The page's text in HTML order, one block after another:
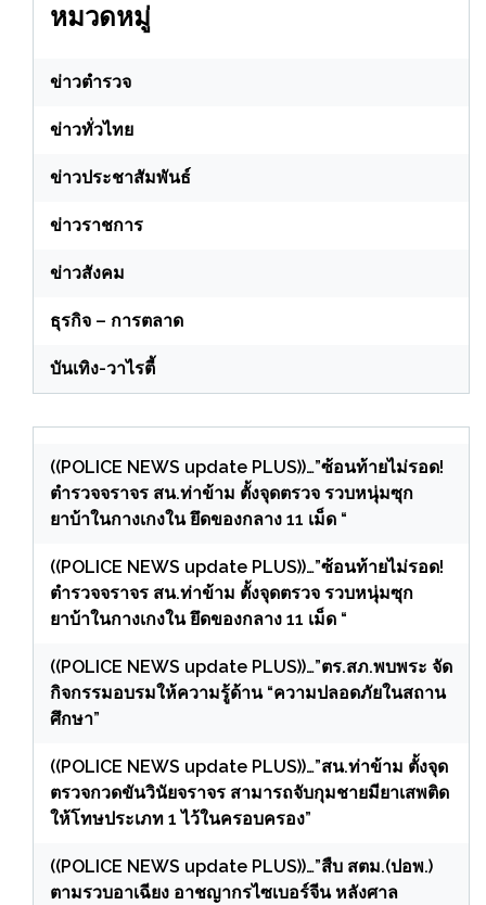
หมวดหมู่
ข่าวตำรวจ
ข่าวทั่วไทย
ข่าวประชาสัมพันธ์
ข่าวราชการ
ข่าวสังคม
ธุรกิจ – การตลาด
บันเทิง-วาไรตี้
((POLICE NEWS update PLUS))…”ซ้อนท้ายไม่รอด!
ตำรวจจราจร สน.ท่าข้าม ตั้งจุดตรวจ รวบหนุ่มซุก
ยาบ้าในกางเกงใน ยึดของกลาง 11 เม็ด “
((POLICE NEWS update PLUS))…”ซ้อนท้ายไม่รอด!
ตำรวจจราจร สน.ท่าข้าม ตั้งจุดตรวจ รวบหนุ่มซุก
ยาบ้าในกางเกงใน ยึดของกลาง 11 เม็ด “
((POLICE NEWS update PLUS))…”ตร.สภ.พบพระ จัด
กิจกรรมอบรมให้ความรู้ด้าน “ความปลอดภัยในสถาน
ศึกษา”
((POLICE NEWS update PLUS))…”สน.ท่าข้าม ตั้งจุด
ตรวจกวดขันวินัยจราจร สามารถจับกุมชายมียาเสพติด
ให้โทษประเภท 1 ไว้ในครอบครอง”
((POLICE NEWS update PLUS))…”สืบ สตม.(ปอพ.)
ตามรวบอาเฉียง อาชญากรไซเบอร์จีน หลังศาล